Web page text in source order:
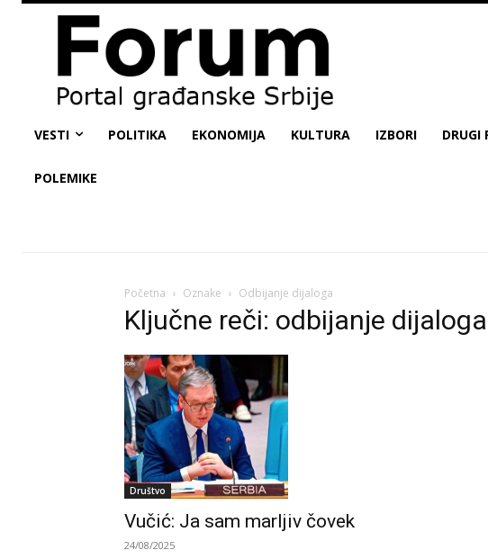
VESTI POLITIKA EKONOMIJA KULTURA IZBORI DRUGI
POLEMIKE
Početna Oznake Odbijanje dijaloga
Ključne reči: odbijanje dijaloga
Društvo
Vučić: Ja sam marljiv čovek
24/08/2025